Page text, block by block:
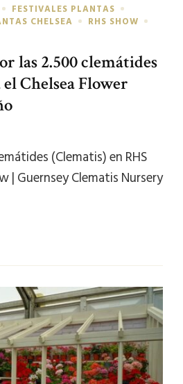
FESTIVALES PLANTAS
CHELSEA
RHS SHOW
las 2.500 clemátides
Chelsea Flower
(Clematis) en RHS
| Guernsey Clematis Nursery